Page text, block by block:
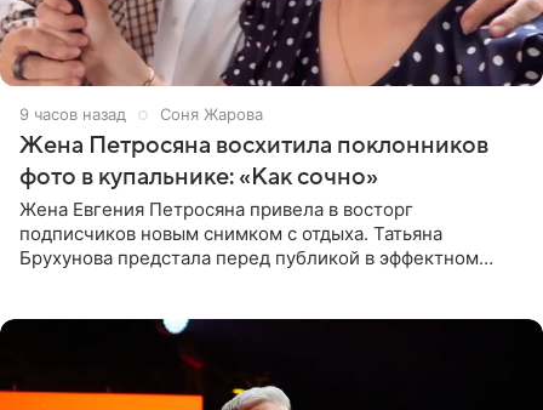
9 часов назад Соня Жарова
Жена Петросяна восхитила поклонников
фото в купальнике: «Как сочно»
Жена Евгения Петросяна привела в восторг
подписчиков новым снимком с отдыха. Татьяна
Брухунова предстала перед публикой в эффектном